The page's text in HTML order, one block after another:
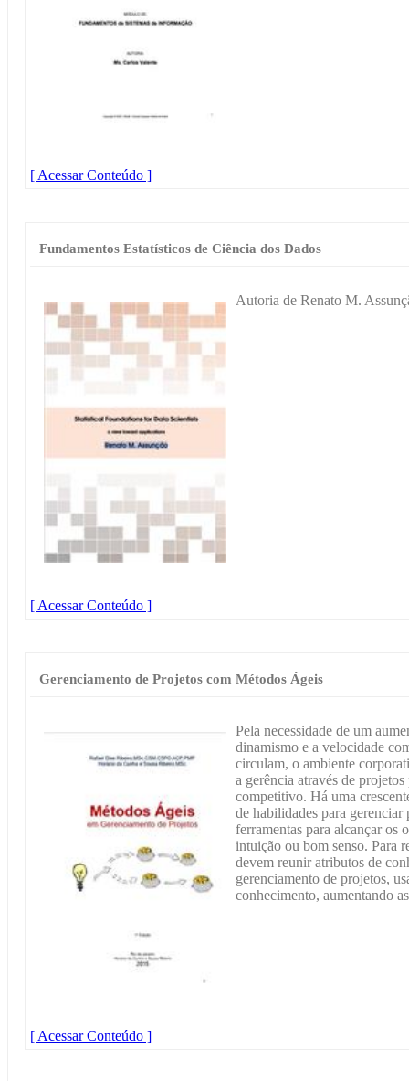
[ Acessar Conteúdo ]
Fundamentos Estatísticos de Ciência dos Dados
Autoria de Renato M.
[ Acessar Conteúdo ]
Gerenciamento de Projetos com Métodos Ágeis
Pela necessidade de um
dinamismo e a velocidade
circulam, o ambiente
a gerência através de
competitivo. Há uma
de habilidades para
ferramentas para alcançar os
intuição ou bom senso. Para
devem reunir atributos de
gerenciamento de projetos,
conhecimento, aumentando
[ Acessar Conteúdo ]